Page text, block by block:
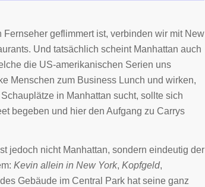
geflimmert ist, verbinden wir mit New
Und tatsächlich scheint Manhattan auch
die US-amerikanischen Serien uns
Menschen zum Business Lunch und wirken,
in Manhattan sucht, sollte sich
begeben und hier den Aufgang zu Carrys
jedoch nicht Manhattan, sondern eindeutig der
Kevin allein in New York, Kopfgeld,
Gebäude im Central Park hat seine ganz